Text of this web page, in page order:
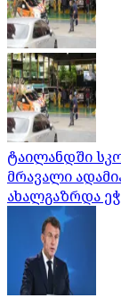
ტაილანდში
მრავალი
ახალგაზრდა